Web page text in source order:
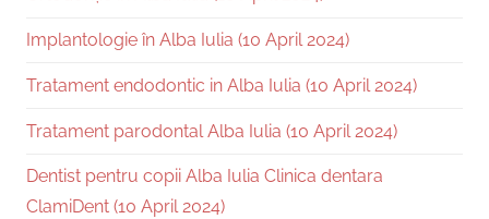
Implantologie în Alba Iulia (10 April 2024)
Tratament endodontic in Alba Iulia (10 April 2024)
Tratament parodontal Alba Iulia (10 April 2024)
Dentist pentru copii Alba Iulia Clinica dentara
ClamiDent (10 April 2024)